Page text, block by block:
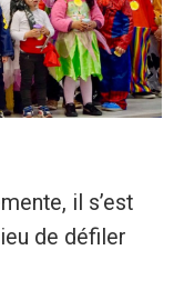
il s’est
de défiler